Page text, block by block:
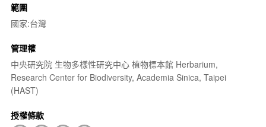
範圍
國家:台灣
管理權
中央研究院 生物多樣性研究中心 植物標本館 Herbarium,
Research Center for Biodiversity, Academia Sinica, Taipei
(HAST)
授權條款